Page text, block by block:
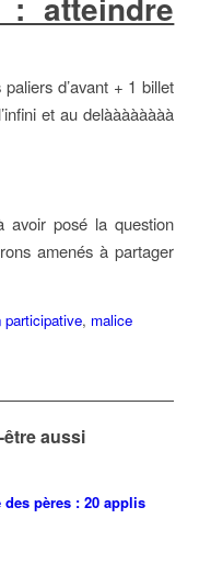
d’avant + 1 billet
et au delàààààààà
avoir posé la question
amenés à partager
participative, malice
aussi
pères : 20 applis